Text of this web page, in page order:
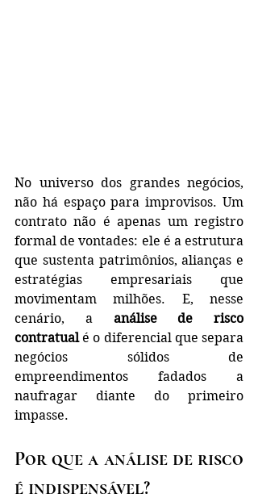
No universo dos grandes negócios,
não há espaço para improvisos. Um
contrato não é apenas um registro
formal de vontades: ele é a estrutura
que sustenta patrimônios, alianças e
estratégias empresariais que
movimentam milhões. E, nesse
cenário, a análise de risco
contratual é o diferencial que separa
negócios sólidos de
empreendimentos fadados a
naufragar diante do primeiro
impasse.
Por que a análise de risco
é indispensável?